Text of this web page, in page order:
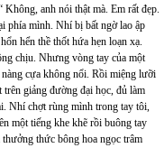
Không, anh nói thật mà. Em rất đẹp.
phía mình. Nhí bị bất ngờ lao ập
hển thề thốt hứa hẹn loạn xạ.
chịu. Nhưng vòng tay của một
nàng cựa không nổi. Rồi miệng lưỡi
giảng đường đại học, đủ làm
Nhí chợt rùng mình trong tay tôi,
một tiếng khe khẽ rồi buông tay
thức bông hoa ngọc trâm